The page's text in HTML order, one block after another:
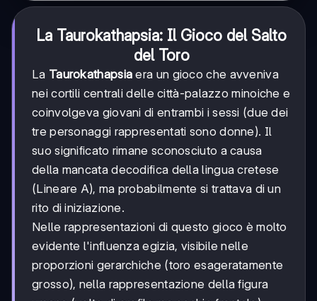
La Taurokathapsia: Il Gioco del Salto
del Toro
La Taurokathapsia era un gioco che avveniva
nei cortili centrali delle città-palazzo minoiche e
coinvolgeva giovani di entrambi i sessi (due dei
tre personaggi rappresentati sono donne). Il
suo significato rimane sconosciuto a causa
della mancata decodifica della lingua cretese
(Lineare A), ma probabilmente si trattava di un
rito di iniziazione.
Nelle rappresentazioni di questo gioco è molto
evidente l'influenza egizia, visibile nelle
proporzioni gerarchiche (toro esageratamente
grosso), nella rappresentazione della figura